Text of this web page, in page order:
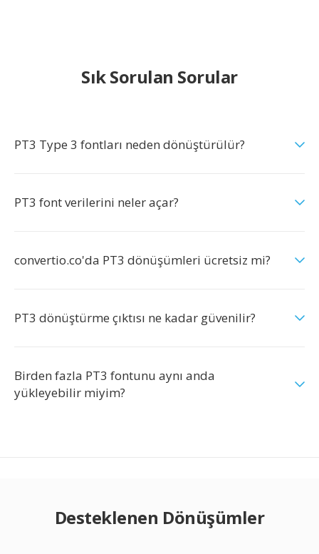
Sık Sorulan Sorular
PT3 Type 3 fontları neden dönüştürülür?
PT3 font verilerini neler açar?
convertio.co'da PT3 dönüşümleri ücretsiz mi?
PT3 dönüştürme çıktısı ne kadar güvenilir?
Birden fazla PT3 fontunu aynı anda
yükleyebilir miyim?
Desteklenen Dönüşümler